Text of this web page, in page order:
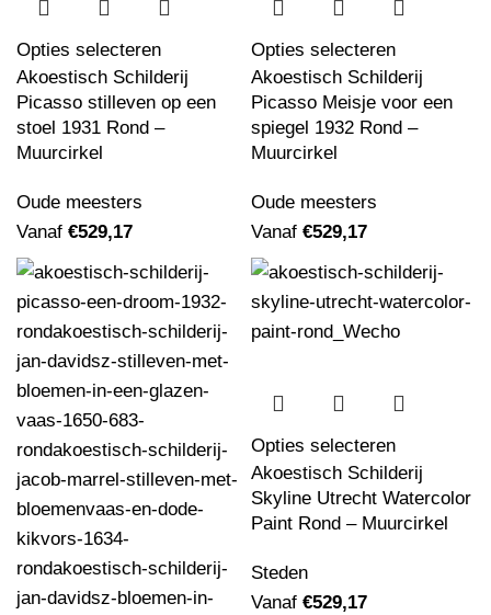
Opties selecteren
Akoestisch Schilderij
Picasso stilleven op een
stoel 1931 Rond –
Muurcirkel
Oude meesters
Vanaf €529,17
Opties selecteren
Akoestisch Schilderij
Picasso Meisje voor een
spiegel 1932 Rond –
Muurcirkel
Oude meesters
Vanaf €529,17
Opties selecteren
Akoestisch Schilderij
Skyline Utrecht Watercolor
Paint Rond – Muurcirkel
Steden
Vanaf €529,17